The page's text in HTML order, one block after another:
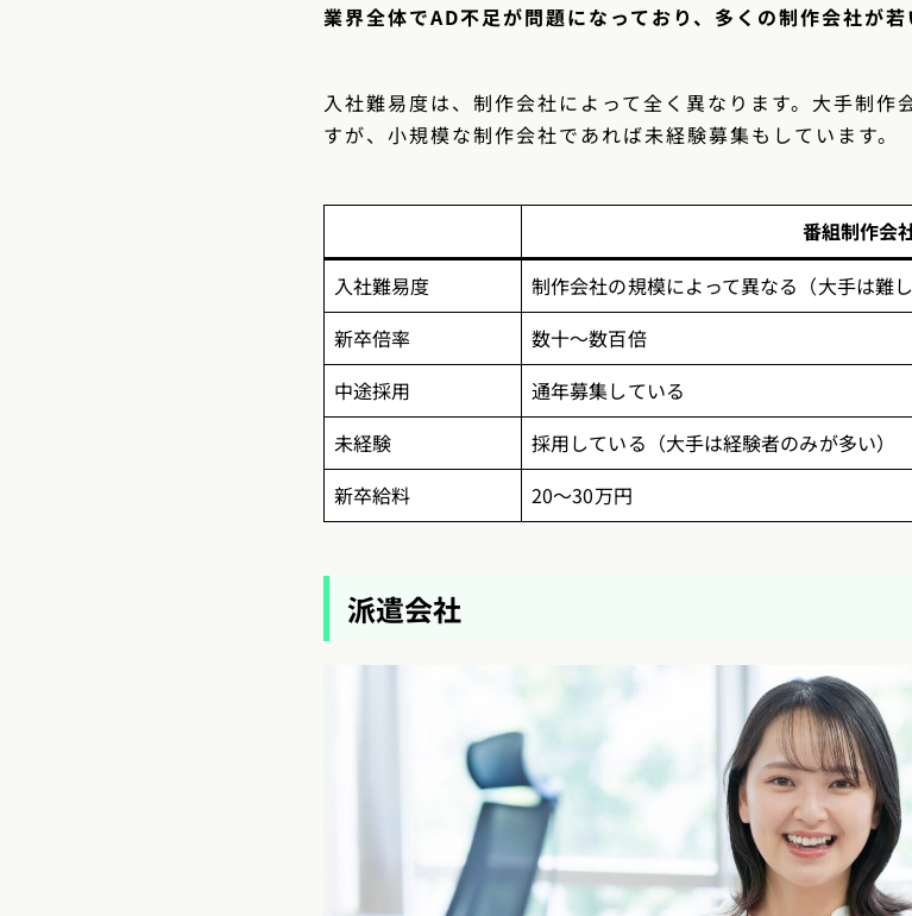
業界全体でAD不足が問題になっており、多くの制作会社が若
入社難易度は、制作会社によって全く異なります。大手制作
すが、小規模な制作会社であれば未経験募集もしています。
番組制作会
入社難易度
制作会社の規模によって異なる（大手は難し
新卒倍率
数十〜数百倍
中途採用
通年募集している
未経験
採用している（大手は経験者のみが多い）
新卒給料
20〜30万円
派遣会社